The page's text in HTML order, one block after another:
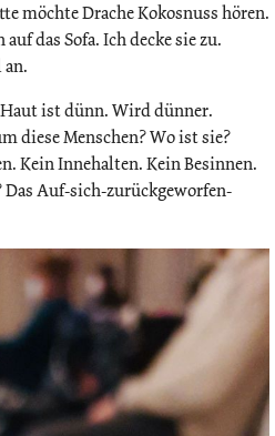
möchte Drache Kokosnuss hören.
das Sofa. Ich decke sie zu.
Haut ist dünn. Wird dünner.
diese Menschen? Wo ist sie?
Kein Innehalten. Kein Besinnen.
Das Auf-sich-zurückgeworfen-